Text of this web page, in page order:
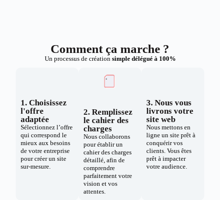
Comment ça marche ?
Un processus de création simple délégué à 100%
1. Choisissez
l'offre
adaptée
Sélectionnez l’offre
qui correspond le
mieux aux besoins
de votre entreprise
pour créer un site
sur-mesure.
2. Remplissez
le cahier des
charges
Nous collaborons
pour établir un
cahier des charges
détaillé, afin de
comprendre
parfaitement votre
vision et vos
attentes.
3. Nous vous
livrons votre
site web
Nous mettons en
ligne un site prêt à
conquérir vos
clients. Vous êtes
prêt à impacter
votre audience.